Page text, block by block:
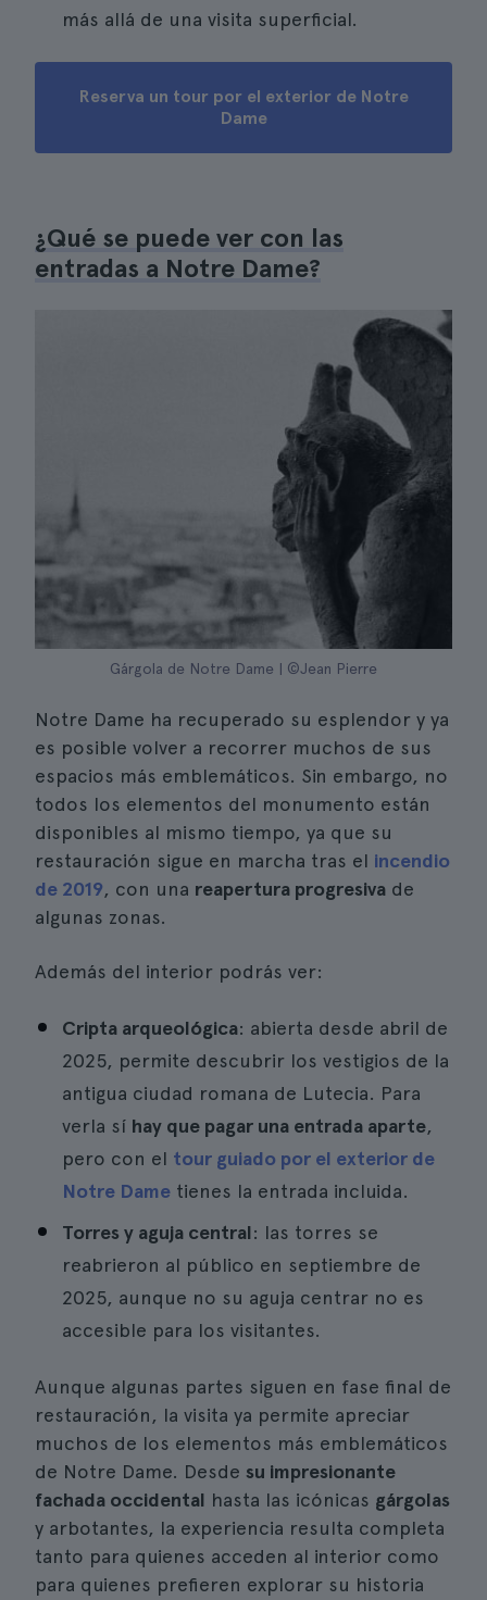
más allá de una visita superficial.
Reserva un tour por el exterior de Notre
Dame
¿Qué se puede ver con las
entradas a Notre Dame?
Gárgola de Notre Dame | ©Jean Pierre
Notre Dame ha recuperado su esplendor y ya
es posible volver a recorrer muchos de sus
espacios más emblemáticos. Sin embargo, no
todos los elementos del monumento están
disponibles al mismo tiempo, ya que su
restauración sigue en marcha tras el incendio
de 2019, con una reapertura progresiva de
algunas zonas.
Además del interior podrás ver:
Cripta arqueológica: abierta desde abril de
2025, permite descubrir los vestigios de la
antigua ciudad romana de Lutecia. Para
verla sí hay que pagar una entrada aparte,
pero con el tour guiado por el exterior de
Notre Dame tienes la entrada incluida.
Torres y aguja central: las torres se
reabrieron al público en septiembre de
2025, aunque no su aguja centrar no es
accesible para los visitantes.
Aunque algunas partes siguen en fase final de
restauración, la visita ya permite apreciar
muchos de los elementos más emblemáticos
de Notre Dame. Desde su impresionante
fachada occidental hasta las icónicas gárgolas
y arbotantes, la experiencia resulta completa
tanto para quienes acceden al interior como
para quienes prefieren explorar su historia